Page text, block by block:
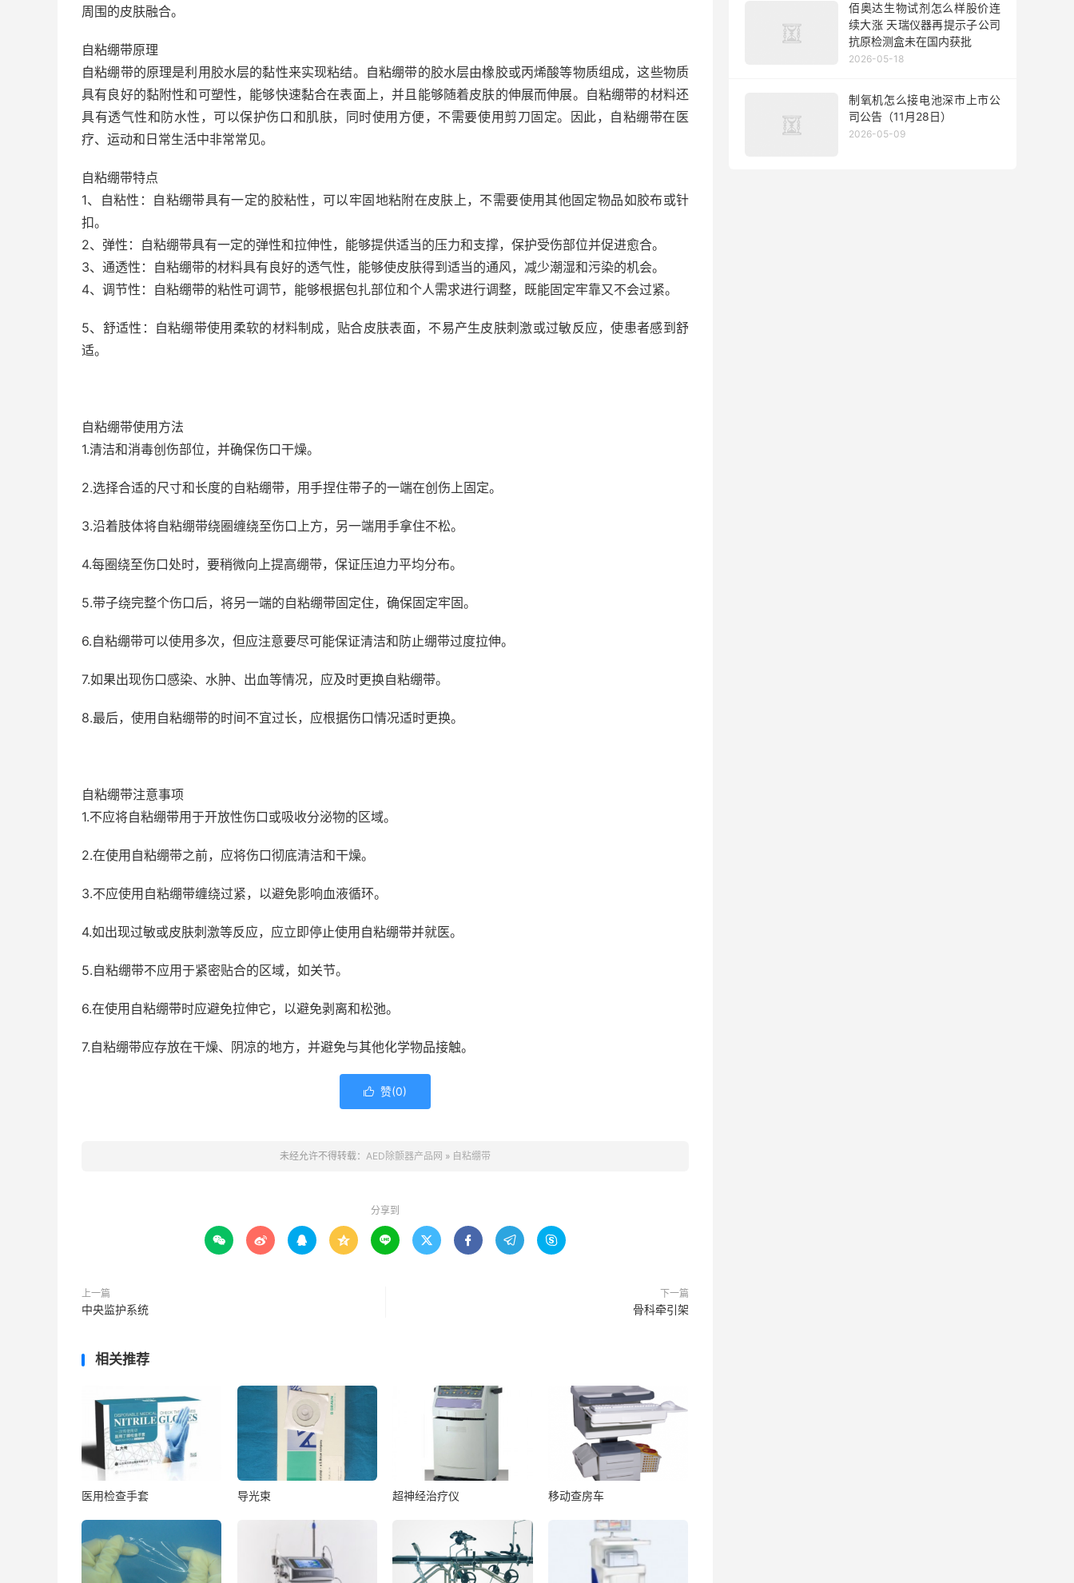
周围的皮肤融合。
自粘绷带原理
自粘绷带的原理是利用胶水层的黏性来实现粘结。自粘绷带的胶水层由橡胶或丙烯酸等物质组成，这些物质
具有良好的黏附性和可塑性，能够快速黏合在表面上，并且能够随着皮肤的伸展而伸展。自粘绷带的材料还
具有透气性和防水性，可以保护伤口和肌肤，同时使用方便，不需要使用剪刀固定。因此，自粘绷带在医
疗、运动和日常生活中非常常见。
自粘绷带特点
1、自粘性：自粘绷带具有一定的胶粘性，可以牢固地粘附在皮肤上，不需要使用其他固定物品如胶布或针
扣。
2、弹性：自粘绷带具有一定的弹性和拉伸性，能够提供适当的压力和支撑，保护受伤部位并促进愈合。
3、通透性：自粘绷带的材料具有良好的透气性，能够使皮肤得到适当的通风，减少潮湿和污染的机会。
4、调节性：自粘绷带的粘性可调节，能够根据包扎部位和个人需求进行调整，既能固定牢靠又不会过紧。
5、舒适性：自粘绷带使用柔软的材料制成，贴合皮肤表面，不易产生皮肤刺激或过敏反应，使患者感到舒
适。
自粘绷带使用方法
1.清洁和消毒创伤部位，并确保伤口干燥。
2.选择合适的尺寸和长度的自粘绷带，用手捏住带子的一端在创伤上固定。
3.沿着肢体将自粘绷带绕圈缠绕至伤口上方，另一端用手拿住不松。
4.每圈绕至伤口处时，要稍微向上提高绷带，保证压迫力平均分布。
5.带子绕完整个伤口后，将另一端的自粘绷带固定住，确保固定牢固。
6.自粘绷带可以使用多次，但应注意要尽可能保证清洁和防止绷带过度拉伸。
7.如果出现伤口感染、水肿、出血等情况，应及时更换自粘绷带。
8.最后，使用自粘绷带的时间不宜过长，应根据伤口情况适时更换。
自粘绷带注意事项
1.不应将自粘绷带用于开放性伤口或吸收分泌物的区域。
2.在使用自粘绷带之前，应将伤口彻底清洁和干燥。
3.不应使用自粘绷带缠绕过紧，以避免影响血液循环。
4.如出现过敏或皮肤刺激等反应，应立即停止使用自粘绷带并就医。
5.自粘绷带不应用于紧密贴合的区域，如关节。
6.在使用自粘绷带时应避免拉伸它，以避免剥离和松弛。
7.自粘绷带应存放在干燥、阴凉的地方，并避免与其他化学物品接触。
 赞(0)
未经允许不得转载： AED除颤器产品网 » 自粘绷带
分享到
        
上一篇
中央监护系统
下一篇
骨科牵引架
相关推荐
医用检查手套 导光束 超神经治疗仪 移动查房车
佰奥达生物试剂怎么样股价连
续大涨 天瑞仪器再提示子公司
抗原检测盒未在国内获批
2026-05-18
制氧机怎么接电池深市上市公
司公告（11月28日）
2026-05-09